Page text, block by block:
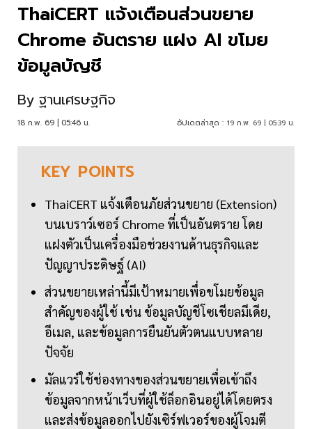
ThaiCERT แจ้งเตือนส่วนขยาย
Chrome อันตราย แฝง AI ขโมย
ข้อมูลบัญชี
By ฐานเศรษฐกิจ
18 ก.พ. 69 | 05:46 น. อัปเดตล่าสุด : 19 ก.พ. 69 | 05:39 น.
KEY POINTS
ThaiCERT แจ้งเตือนภัยส่วนขยาย (Extension)
บนเบราว์เซอร์ Chrome ที่เป็นอันตราย โดย
แฝงตัวเป็นเครื่องมือช่วยงานด้านธุรกิจและ
ปัญญาประดิษฐ์ (AI)
ส่วนขยายเหล่านี้มีเป้าหมายเพื่อขโมยข้อมูล
สำคัญของผู้ใช้ เช่น ข้อมูลบัญชีโซเชียลมีเดีย,
อีเมล, และข้อมูลการยืนยันตัวตนแบบหลาย
ปัจจัย
มัลแวร์ใช้ช่องทางของส่วนขยายเพื่อเข้าถึง
ข้อมูลจากหน้าเว็บที่ผู้ใช้ล็อกอินอยู่ได้โดยตรง
และส่งข้อมูลออกไปยังเซิร์ฟเวอร์ของผู้โจมตี